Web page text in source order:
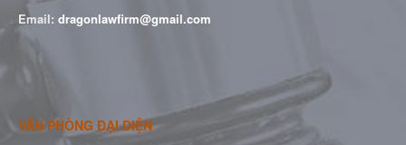
Email: dragonlawfirm@gmail.com
VĂN PHÒNG ĐẠI DIỆN